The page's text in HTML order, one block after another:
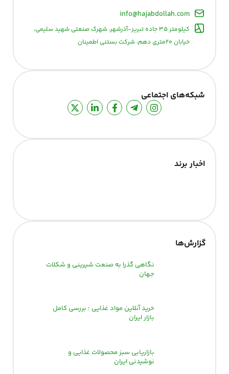
info@hajabdollah.com
کیلومتر ۳۵ جاده تبریز-آذرشهر، شهرک صنعتی شهید سلیمی،
خیابان ۲۰متری دهم، شرکت بستنی اطمینان
شبکه‌های اجتماعی
اخبار برند
گزارش‌‌ها
نگاهی گذرا به صنعت شیرینی و شکلات
جهان
خرید آنلاین مواد غذایی ؛ بررسی کامل
بازار ایران
بازاریابی سبز محصولات غذایی و
نوشیدنی ایران